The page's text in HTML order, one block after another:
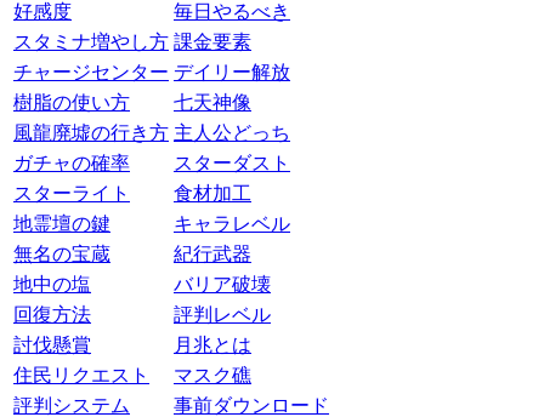
好感度
毎日やるべき
スタミナ増やし方 課金要素
チャージセンター デイリー解放
樹脂の使い方
七天神像
風龍廃墟の行き方 主人公どっち
ガチャの確率
スターダスト
スターライト
食材加工
地霊壇の鍵
キャラレベル
無名の宝蔵
紀行武器
地中の塩
バリア破壊
回復方法
評判レベル
討伐懸賞
月兆とは
住民リクエスト
マスク礁
評判システム
事前ダウンロード